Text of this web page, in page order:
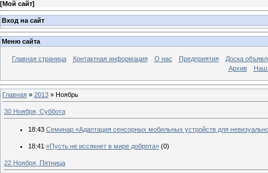
[Мой сайт]
Вход на сайт
Меню сайта
Главная страница Контактная информация О нас Предприятия
Доска
Архив
Главная » 2013 » Ноябрь
30 Ноября, Суббота
18:43 Семинар «Адаптация сенсорных мобильных устройств для
18:41 «Пусть не иссякнет в мире доброта» (0)
22 Ноября, Пятница